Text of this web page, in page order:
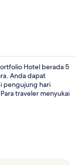
Hotel berada 5
Anda dapat
pengujung hari
traveler menyukai